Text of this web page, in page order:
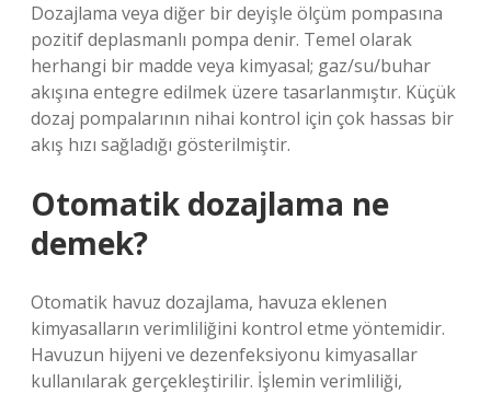
Dozajlama veya diğer bir deyişle ölçüm pompasına
pozitif deplasmanlı pompa denir. Temel olarak
herhangi bir madde veya kimyasal; gaz/su/buhar
akışına entegre edilmek üzere tasarlanmıştır. Küçük
dozaj pompalarının nihai kontrol için çok hassas bir
akış hızı sağladığı gösterilmiştir.
Otomatik dozajlama ne
demek?
Otomatik havuz dozajlama, havuza eklenen
kimyasalların verimliliğini kontrol etme yöntemidir.
Havuzun hijyeni ve dezenfeksiyonu kimyasallar
kullanılarak gerçekleştirilir. İşlemin verimliliği,